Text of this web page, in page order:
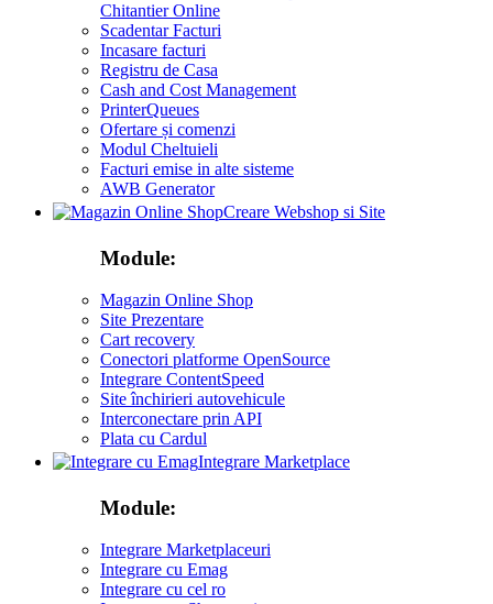
Chitantier Online
Scadentar Facturi
Incasare facturi
Registru de Casa
Cash and Cost Management
PrinterQueues
Ofertare și comenzi
Modul Cheltuieli
Facturi emise in alte sisteme
AWB Generator
Creare Webshop si Site
Module:
Magazin Online Shop
Site Prezentare
Cart recovery
Conectori platforme OpenSource
Integrare ContentSpeed
Site închirieri autovehicule
Interconectare prin API
Plata cu Cardul
Integrare Marketplace
Module:
Integrare Marketplaceuri
Integrare cu Emag
Integrare cu cel ro